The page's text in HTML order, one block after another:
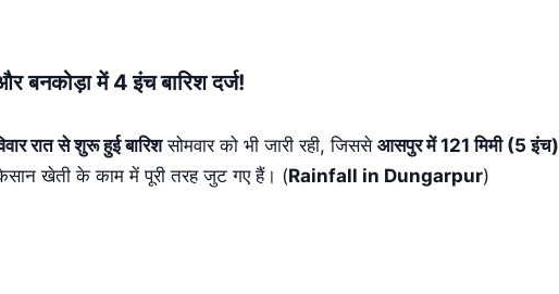
में 4 इंच बारिश दर्ज!
रात से शुरू हुई बारिशसोमवार को भी जारी रही, जिससे आसपुर में 121 मिमी (5 इंच)
खेती के काम में पूरी तरह जुट गए हैं। (Rainfall in Dungarpur)